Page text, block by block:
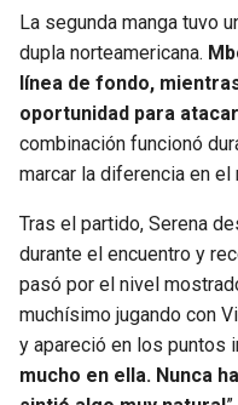
La segunda manga tuvo
dupla norteamericana.
línea de fondo,
oportunidad para
combinación funcionó
marcar la diferencia en el
Tras el partido, Serena
durante el encuentro y
pasó por el nivel
muchísimo jugando con
y apareció en los puntos
mucho en ella. Nunca